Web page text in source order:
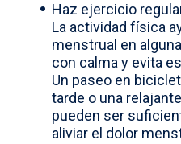
Haz ejercicio
La actividad física
menstrual en
con calma y evita
Un paseo en
tarde o una
pueden ser
aliviar el dolor